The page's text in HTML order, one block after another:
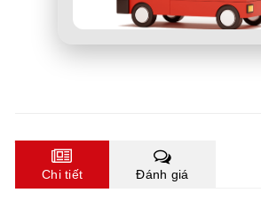
Chi tiết Đánh giá